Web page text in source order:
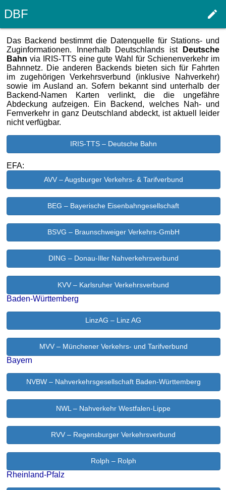
DBF edit
Das Backend bestimmt die Datenquelle für Stations- und
Zuginformationen. Innerhalb Deutschlands ist
Deutsche
Bahn via IRIS-TTS eine gute Wahl für Schienenverkehr im
Bahnnetz. Die anderen Backends bieten sich für Fahrten
im zugehörigen Verkehrsverbund (inklusive Nahverkehr)
sowie im Ausland an. Sofern bekannt sind unterhalb der
Backend-Namen Karten verlinkt, die die ungefähre
Abdeckung aufzeigen. Ein Backend, welches Nah- und
Fernverkehr in ganz Deutschland abdeckt, ist aktuell leider
nicht verfügbar.
IRIS-TTS – Deutsche Bahn
EFA:
AVV – Augsburger Verkehrs- & Tarifverbund
BEG – Bayerische Eisenbahngesellschaft
BSVG – Braunschweiger Verkehrs-GmbH
DING – Donau-Iller Nahverkehrsverbund
KVV – Karlsruher Verkehrsverbund
Baden-Württemberg
LinzAG – Linz AG
MVV – Münchener Verkehrs- und Tarifverbund
Bayern
NVBW – Nahverkehrsgesellschaft Baden-Württemberg
NWL – Nahverkehr Westfalen-Lippe
RVV – Regensburger Verkehrsverbund
Rolph – Rolph
Rheinland-Pfalz